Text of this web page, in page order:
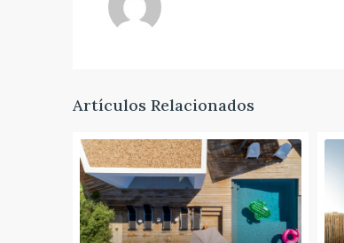
Artículos Relacionados